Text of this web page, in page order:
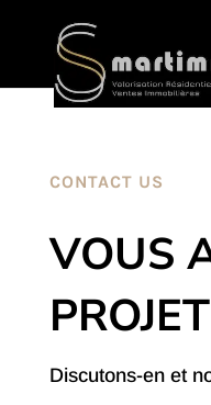
CONTACT US
VOUS
Discutons-en et